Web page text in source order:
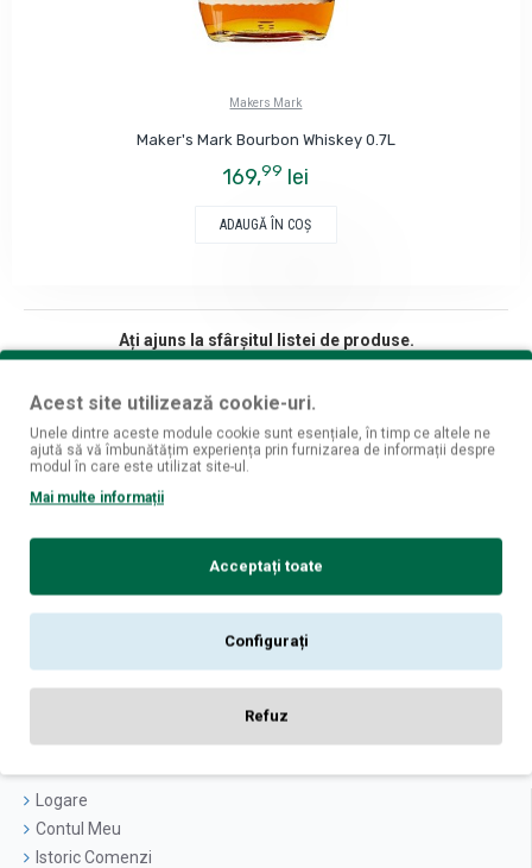
Makers Mark
Maker's Mark Bourbon Whiskey 0.7L
169,99 lei
ADAUGĂ ÎN COŞ
Ați ajuns la sfârșitul listei de produse.
Fii mereu la curent cu ultimele oferte si produse!
Politica de confidentialitate
Politica cookies
Logare
Contul Meu
Istoric Comenzi
Acest site utilizează cookie-uri.
Unele dintre aceste module cookie sunt esențiale, în timp ce altele ne
ajută să vă îmbunătățim experiența prin furnizarea de informații despre
modul în care este utilizat site-ul.
Mai multe informații
Acceptați toate
Configurați
Refuz